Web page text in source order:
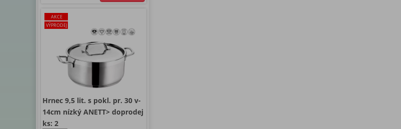
AKCE
VÝPRODEJ
Hrnec 9,5 lit. s pokl. pr. 30 v-
14cm nízký ANETT> doprodej
ks: 2